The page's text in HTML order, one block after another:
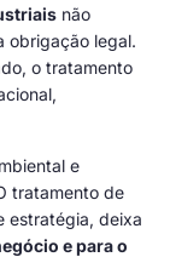
não
obrigação legal.
o tratamento
e
tratamento de
estratégia, deixa
e para o